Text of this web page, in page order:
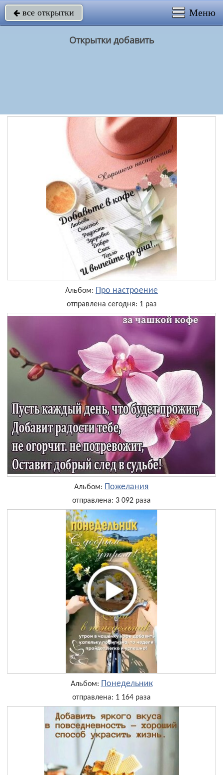
 все открытки Меню
Открытки добавить
Альбом: Про настроение
отправлена сегодня: 1 раз
Альбом: Пожелания
отправлена: 3 092 раза
Альбом: Понедельник
отправлена: 1 164 раза